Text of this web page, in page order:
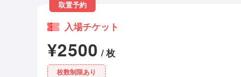
取置予約
入場チケット
¥2500 / 枚
枚数制限あり